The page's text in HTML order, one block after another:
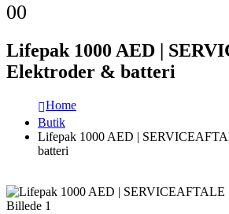
00
Lifepak 1000 AED |
Elektroder & batteri
Home
Butik
Lifepak 1000 AED |
batteri